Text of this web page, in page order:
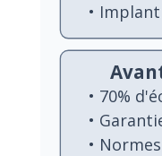
•
• 70%
•
•